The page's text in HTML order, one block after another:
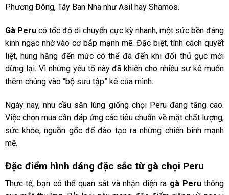
Phương Đông, Tây Ban Nha như Asil hay Shamos.
Gà Perucó tốc độ di chuyển cực kỳ nhanh, một sức bền đáng
kinh ngạc nhờ vào cơ bắp mạnh mẽ. Đặc biệt, tính cách quyết
liệt, hung hăng đến mức có thể đá đến khi đối thủ gục mới
dừng lại. Vì những yếu tố này đã khiến cho nhiều sư kê muốn
thêm chúng vào “bộ sưu tập” kê của mình.
Ngày nay, nhu cầu săn lùng giống chọi Peru đang tăng cao.
Việc chọn mua cần đáp ứng các tiêu chuẩn về mặt chất lượng,
sức khỏe, nguồn gốc để đào tạo ra những chiến binh mạnh
mẽ.
Đặc điểm hình dáng đặc sắc từ gà chọi Peru
Thực tế, bạn có thể quan sát và nhận diện ra gà Peruthông